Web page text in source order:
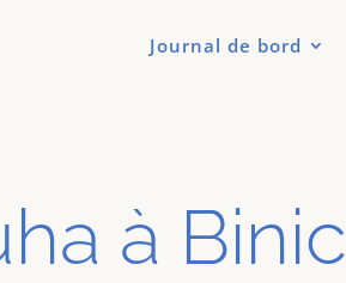
Journal de bord
à Binic